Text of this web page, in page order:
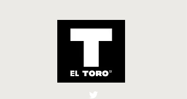
El Toro España